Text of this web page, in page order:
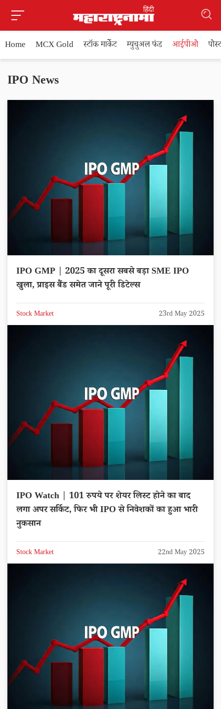
Home MCX Gold स्टॉक मार्केट म्युचुअल फंड आईपीओ
IPO News
IPO GMP | 2025 का दूसरा सबसे बड़ा SME IPO
खुला, प्राइस बैंड समेत जाने पूरी डिटेल्स
Stock Market 23rd May 2025
IPO Watch | 101 रुपये पर शेयर लिस्ट होने का बाद
लगा अपर सर्किट, फिर भी IPO से निवेशकों का हुआ भारी
नुकसान
Stock Market 22nd May 2025